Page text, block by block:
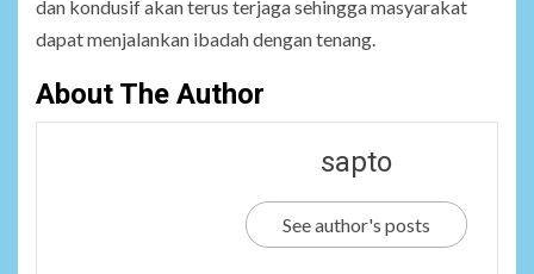
dan kondusif akan terus terjaga sehingga masyarakat
dapat menjalankan ibadah dengan tenang.
About The Author
sapto
See author's posts